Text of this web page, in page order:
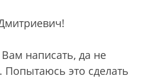
написать, да не
Попытаюсь это сделать